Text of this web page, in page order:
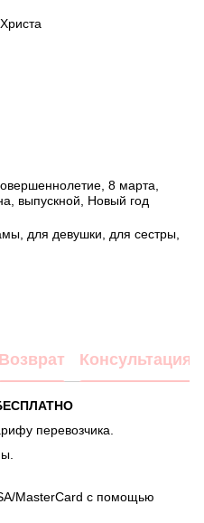
8 марта,
выпускной, Новый год
для девушки, для сестры,
Возврат Консультация
перевозчика.
MasterCard с помощью